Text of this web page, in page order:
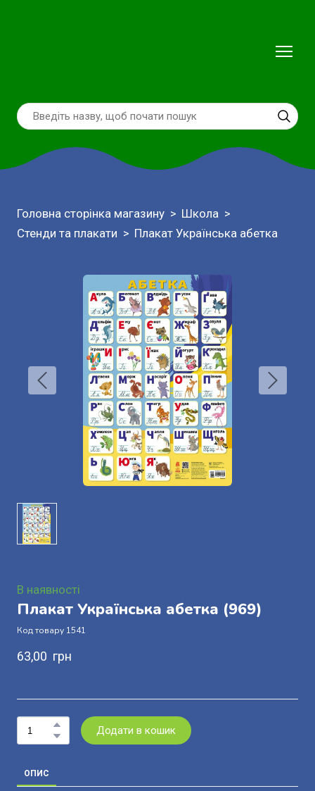
Головна сторінка магазину
Школа
Стенди та плакати
Плакат Українська абетка
В наявності
Плакат Українська абетка (969)
Код товару 1541
63,00  грн
Додати в кошик
ОПИС